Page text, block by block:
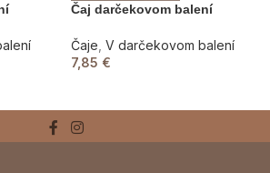
Čaj darčekovom balení
Čaje V darčekovom balení
7,85 €